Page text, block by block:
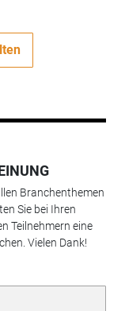
Branchenthemen
Sie bei Ihren
Teilnehmern eine
Vielen Dank!